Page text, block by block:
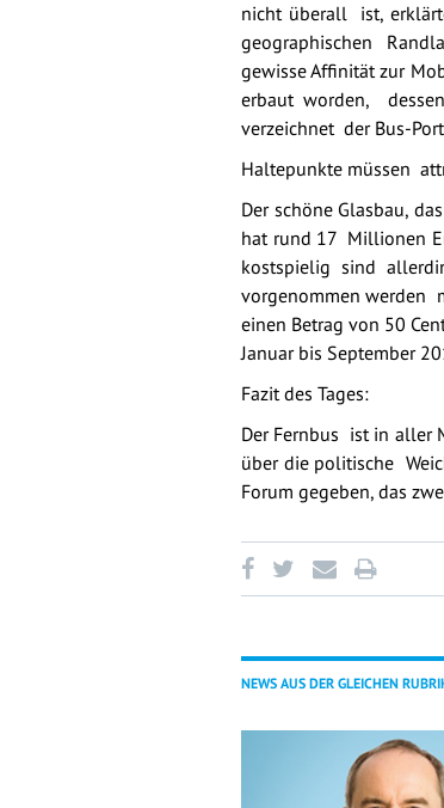
nicht überall ist,
geographischen
gewisse Affinität zur
erbaut worden,
verzeichnet der Bus-
Haltepunkte müssen
Der schöne Glasbau,
hat rund 17 Millionen
kostspielig sind
vorgenommen werden
einen Betrag von 50
Januar bis September
Fazit des Tages:
Der Fernbus ist in aller
über die politische
Forum gegeben, das
NEWS AUS DER GLEICHEN